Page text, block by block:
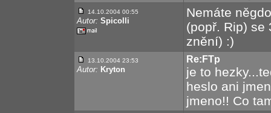
14.10.2004 00:55
Autor: Spicolli
Nemáte
(popř. Rip) se
znění) :)
13.10.2004 23:53
Autor: Kryton
Re:FTp
je to
heslo ani
jmeno!! Co